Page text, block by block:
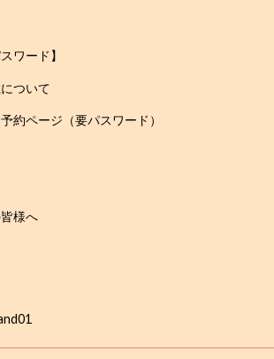
ワード】
ついて
約ページ（要パスワード）
様へ